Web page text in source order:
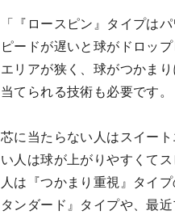
「『ロースピン』タイプは
ピードが遅いと球がドロッ
エリアが狭く、球がつかま
当てられる技術も必要です。
芯に当たらない人はスイー
い人は球が上がりやすくて
人は『つかまり重視』タイ
タンダード』タイプや、最